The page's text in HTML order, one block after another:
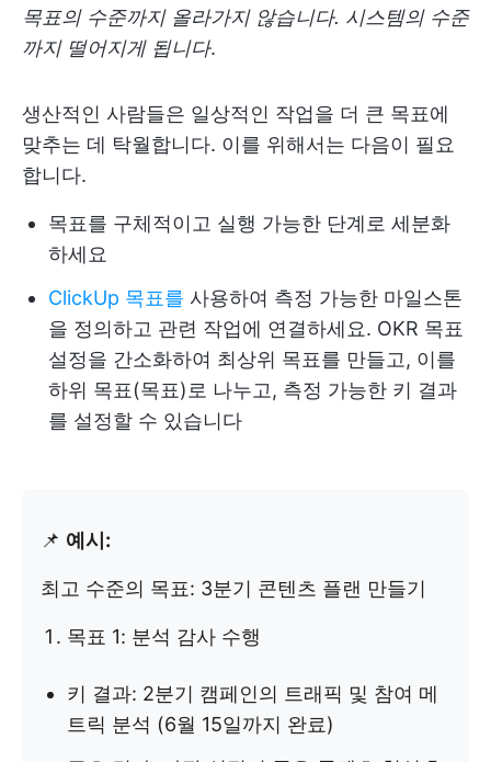
목표의 수준까지 올라가지 않습니다. 시스템의 수준
까지 떨어지게 됩니다.
생산적인 사람들은 일상적인 작업을 더 큰 목표에
맞추는 데 탁월합니다. 이를 위해서는 다음이 필요
합니다.
목표를 구체적이고 실행 가능한 단계로 세분화
하세요
ClickUp 목표를 사용하여 측정 가능한 마일스톤
을 정의하고 관련 작업에 연결하세요. OKR 목표
설정을 간소화하여 최상위 목표를 만들고, 이를
하위 목표(목표)로 나누고, 측정 가능한 키 결과
를 설정할 수 있습니다
📌 예시:
최고 수준의 목표: 3분기 콘텐츠 플랜 만들기
목표 1: 분석 감사 수행
키 결과: 2분기 캠페인의 트래픽 및 참여 메
트릭 분석 (6월 15일까지 완료)